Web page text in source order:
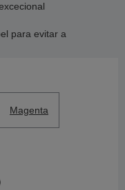
para evitar a
Magenta